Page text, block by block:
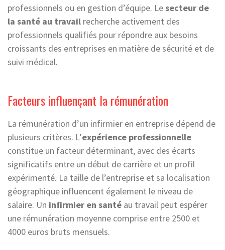
professionnels ou en gestion d’équipe. Lesecteur de
la santé au travail recherche activement des
professionnels qualifiés pour répondre aux besoins
croissants des entreprises en matière de sécurité et de
suivi médical.
Facteurs influençant la rémunération
La rémunération d’un infirmier en entreprise dépend de
plusieurs critères. L’expérience professionnelle
constitue un facteur déterminant, avec des écarts
significatifs entre un début de carrière et un profil
expérimenté. La taille de l’entreprise et sa localisation
géographique influencent également le niveau de
salaire. Un infirmier en santé au travail peut espérer
une rémunération moyenne comprise entre 2500 et
4000 euros bruts mensuels.